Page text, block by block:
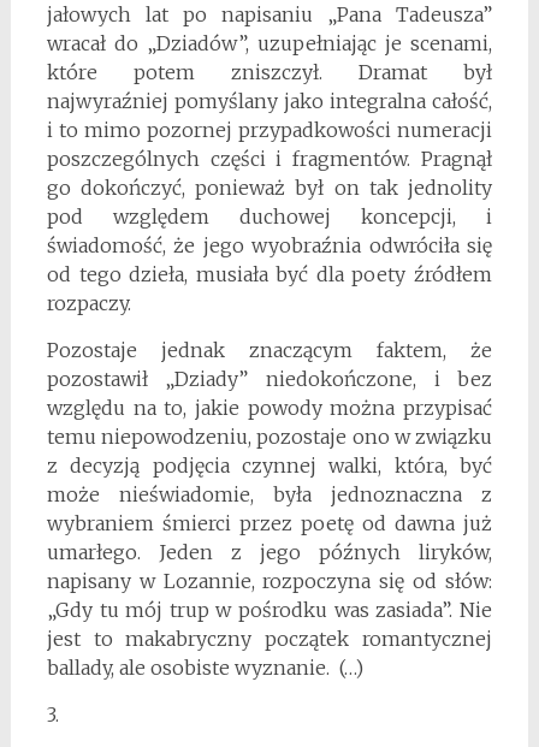
jałowych lat po napisaniu „Pana Tadeusza”
wracał do „Dziadów”, uzupełniając je scenami,
które potem zniszczył. Dramat był
najwyraźniej pomyślany jako integralna całość,
i to mimo pozornej przypadkowości numeracji
poszczególnych części i fragmentów. Pragnął
go dokończyć, ponieważ był on tak jednolity
pod względem duchowej koncepcji, i
świadomość, że jego wyobraźnia odwróciła się
od tego dzieła, musiała być dla poety źródłem
rozpaczy.
Pozostaje jednak znaczącym faktem, że
pozostawił „Dziady” niedokończone, i bez
względu na to, jakie powody można przypisać
temu niepowodzeniu, pozostaje ono w związku
z decyzją podjęcia czynnej walki, która, być
może nieświadomie, była jednoznaczna z
wybraniem śmierci przez poetę od dawna już
umarłego. Jeden z jego późnych liryków,
napisany w Lozannie, rozpoczyna się od słów:
„Gdy tu mój trup w pośrodku was zasiada”. Nie
jest to makabryczny początek romantycznej
ballady, ale osobiste wyznanie. (…)
3.